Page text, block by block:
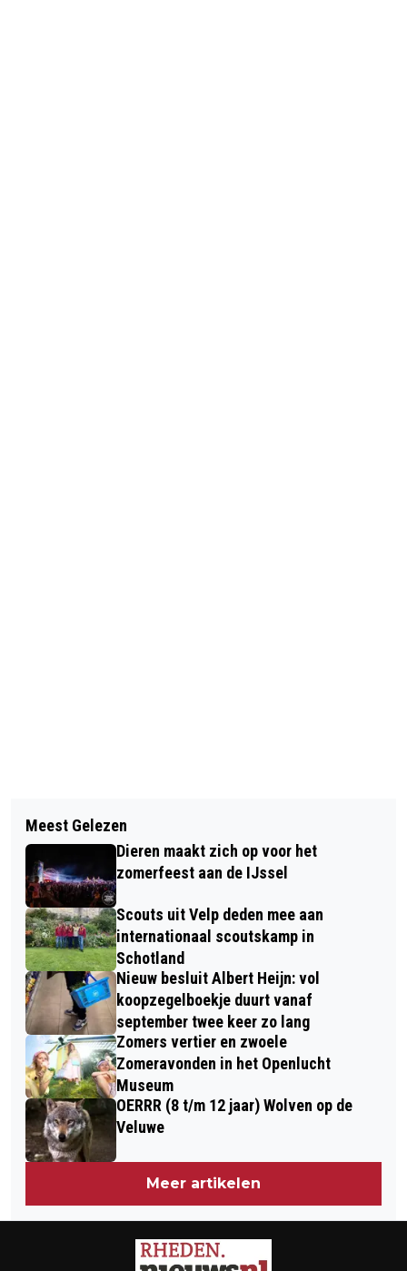
INTRODUCTIEWORKSHOP LUISTEREN
NAAR JE PEN
GETUIGEN GEZOCHT VOOR
WONINGINBRAAK TREUBSTRAAT TE
DIEREN
Meest Gelezen
Dieren maakt zich op voor het
zomerfeest aan de IJssel
Scouts uit Velp deden mee aan
internationaal scoutskamp in
Schotland
Nieuw besluit Albert Heijn: vol
koopzegelboekje duurt vanaf
september twee keer zo lang
Zomers vertier en zwoele
Zomeravonden in het Openlucht
Museum
OERRR (8 t/m 12 jaar) Wolven op de
Veluwe
Meer artikelen